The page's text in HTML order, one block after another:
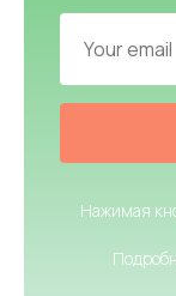
Нажимая